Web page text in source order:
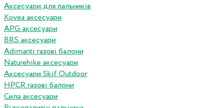
Аксесуари для пальників
Kovea аксесуари
APG аксесуари
BRS аксесуари
Adimanti газові балони
Naturehike аксесуари
Аксесуари Skif Outdoor
HPCR газові балони
Сила аксесуари